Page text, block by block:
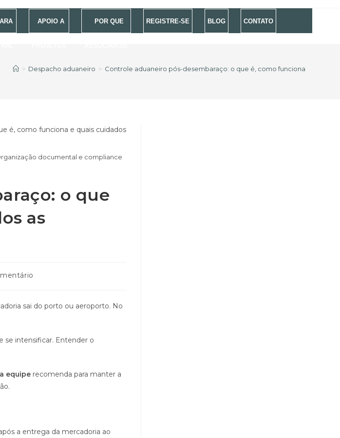
APOIO A POR QUE REGISTRE-SE BLOG CONTATO
> Despacho aduaneiro > Controle aduaneiro pós-desembaraço: o que é, como funciona e quais
documental e compliance
o que
as
sai do porto ou aeroporto. No
se intensificar. Entender o
equipe recomenda para manter a
a entrega da mercadoria ao